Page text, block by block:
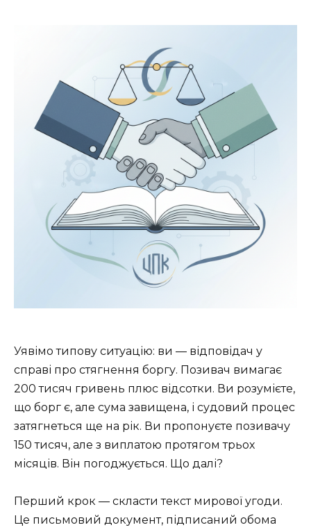
Уявімо типову ситуацію: ви — відповідач у
справі про стягнення боргу. Позивач вимагає
200 тисяч гривень плюс відсотки. Ви розумієте,
що борг є, але сума завищена, і судовий процес
затягнеться ще на рік. Ви пропонуєте позивачу
150 тисяч, але з виплатою протягом трьох
місяців. Він погоджується. Що далі?
Перший крок — скласти текст мирової угоди.
Це письмовий документ, підписаний обома